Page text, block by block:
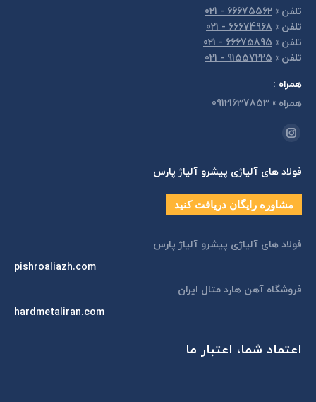
تلفن »
66675562 - 021
تلفن »
66674968 - 021
تلفن »
66675895 - 021
تلفن »
91557225 - 021
همراه :
همراه »
09121637853
مارا در اینجا پیدا کنید:
اینستاگرام
opens
in
new
فولاد های آلیاژی پیشرو آلیاژ پارس
مشاوره رایگان دریافت کنید
فولاد های آلیاژی پیشرو آلیاژ پارس
pishroaliazh.com
فروشگاه آهن هارد متال ایران
hardmetaliran.com
اعتماد شما، اعتبار ما